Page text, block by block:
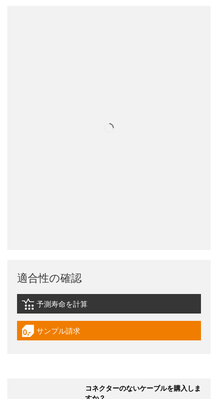
適合性の確認
igus-icon-lebensdauerrechner
予測寿命を計算
igus-icon-gratismuster
サンプル請求
コネクターのないケーブルを購入しま